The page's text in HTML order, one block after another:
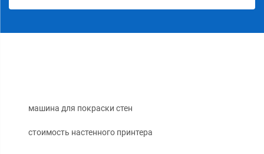
машина для покраски стен
стоимость настенного принтера